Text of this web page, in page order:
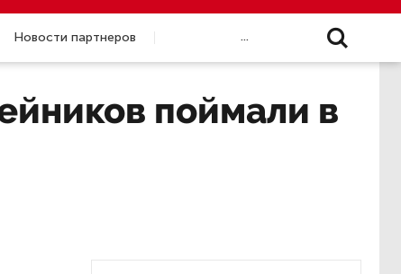
Новости партнеров
...
поймали в